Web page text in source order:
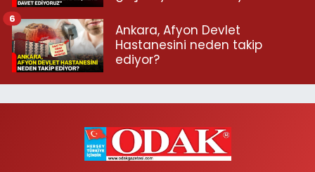
Ankara, Afyon Devlet
Hastanesini neden takip
ediyor?
6